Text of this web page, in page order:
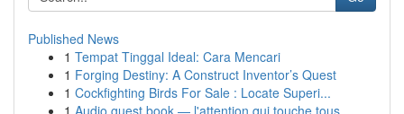
Published News
1 Tempat Tinggal Ideal: Cara Mencari
1 Forging Destiny: A Construct Inventor’s Quest
1 Cockfighting Birds For Sale : Locate Superi...
1 Audio guest book — l'attention qui touche tous ...